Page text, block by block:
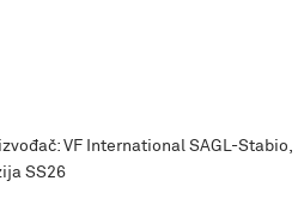
VF International SAGL-Stabio,
SS26